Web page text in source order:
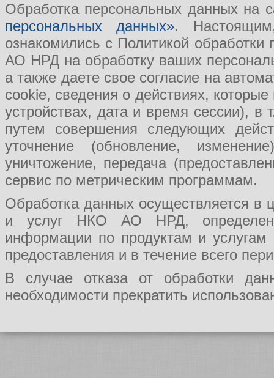
Обработка персональных данных на
персональных данных».
ознакомились с Политикой
АО НРД на обработку ваших
а также даете свое согласие на
cookie, сведения о действиях,
устройствах, дата и время сессии), в
путем совершения следующих
уточнение (обновление,
уничтожение, передача
сервис по метрическим программам.
Обработка данных осуществляется в
и услуг НКО АО НРД, определения
информации по продуктам и
предоставления и в течение всего
В случае отказа от обработки
необходимости прекратить